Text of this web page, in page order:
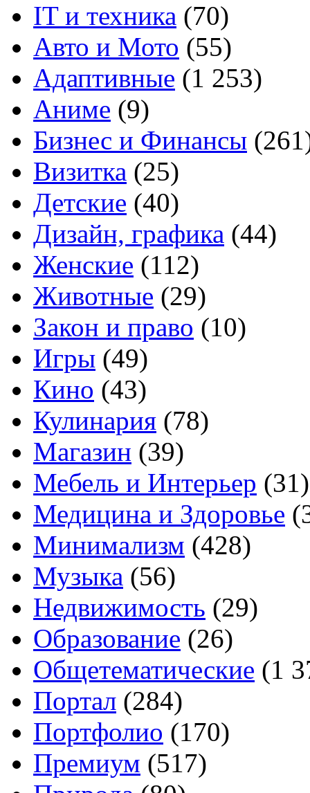
IT и техника (70)
Авто и Мото (55)
Адаптивные (1 253)
Аниме (9)
Бизнес и Финансы
Визитка (25)
Детские (40)
Дизайн, графика (44)
Женские (112)
Животные (29)
Закон и право (10)
Игры (49)
Кино (43)
Кулинария (78)
Магазин (39)
Мебель и Интерьер (31)
Медицина и Здоровье
Минимализм (428)
Музыка (56)
Недвижимость (29)
Образование (26)
Общетематические (1
Портал (284)
Портфолио (170)
Премиум (517)